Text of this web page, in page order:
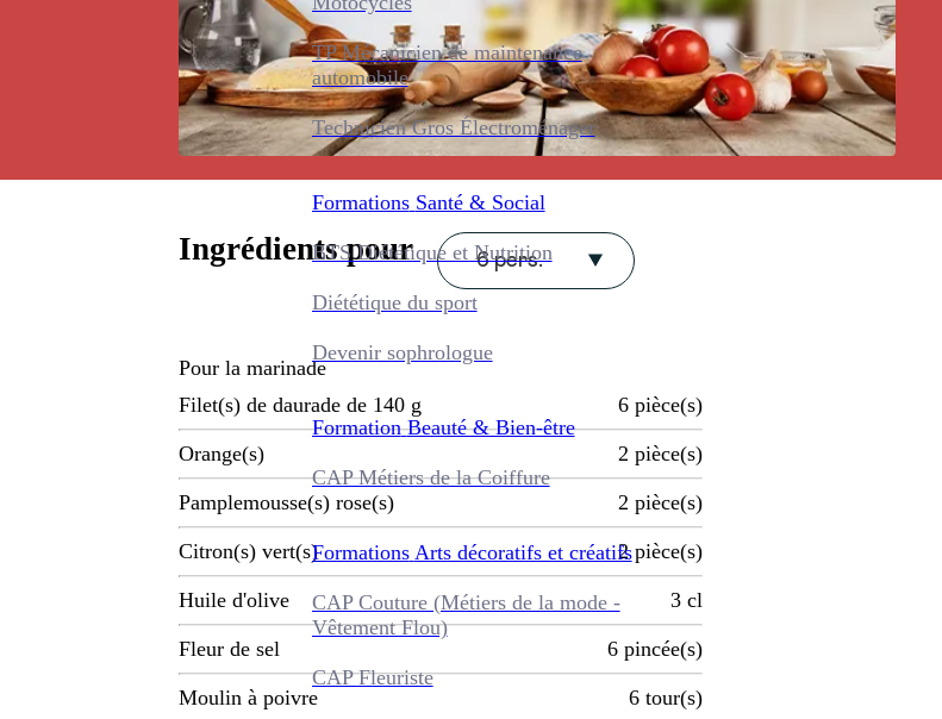
TP Mécanicien de maintenance
automobile
Technicien Gros Électroménager
Formations Santé & Social
BTS Diététique et Nutrition
Diététique du sport
Devenir sophrologue
Formation Beauté & Bien-être
CAP Métiers de la Coiffure
Formations Arts décoratifs et créatifs
CAP Couture (Métiers de la mode -
Vêtement Flou)
CAP Fleuriste
Ingrédients pour 6 pers.
Pour la marinade
Filet(s) de daurade de 140 g
6 pièce(s)
Orange(s) 2 pièce(s)
Pamplemousse(s) rose(s) 2 pièce(s)
Citron(s) vert(s) 2 pièce(s)
Huile d'olive 3 cl
Fleur de sel 6 pincée(s)
Moulin à poivre 6 tour(s)